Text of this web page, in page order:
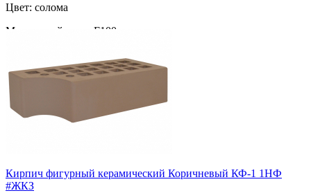
Цвет: солома
Морозостойкость: F100
Поверхность: фигурный
Пустотность: пустотелый
Кирпич фигурный керамический Коричневый КФ-1 1НФ
#ЖКЗ